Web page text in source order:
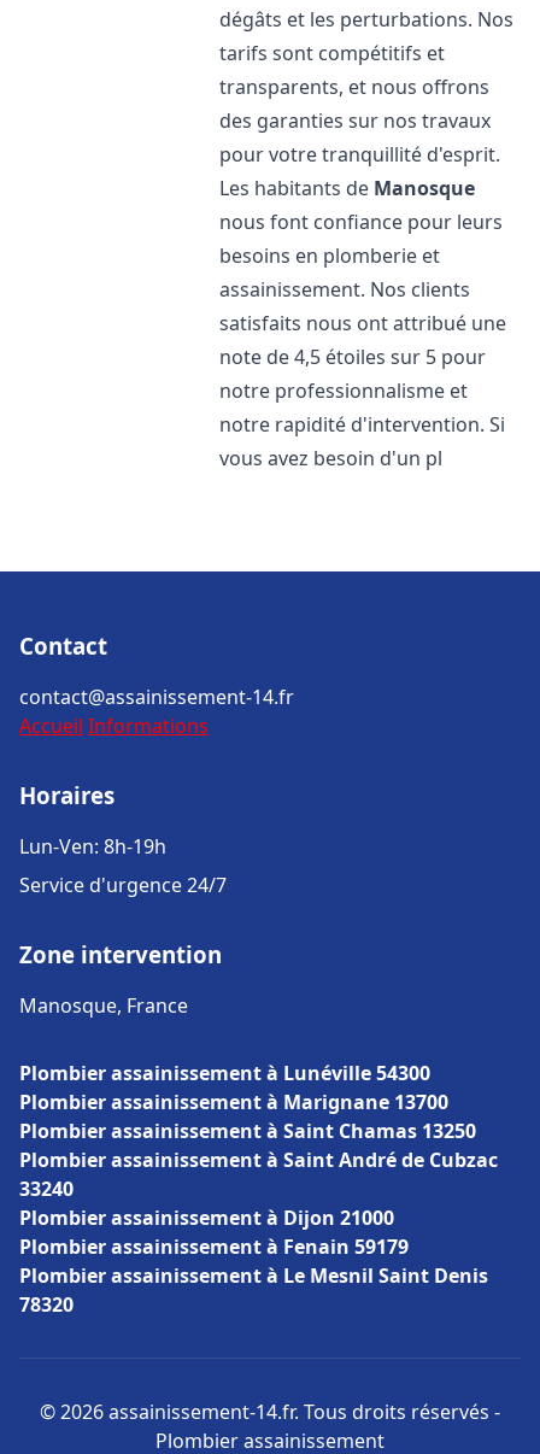
dégâts et les perturbations. Nos
tarifs sont compétitifs et
transparents, et nous offrons
des garanties sur nos travaux
pour votre tranquillité d'esprit.
Les habitants de Manosque
nous font confiance pour leurs
besoins en plomberie et
assainissement. Nos clients
satisfaits nous ont attribué une
note de 4,5 étoiles sur 5 pour
notre professionnalisme et
notre rapidité d'intervention. Si
vous avez besoin d'un pl
Contact
contact@assainissement-14.fr
Accueil Informations
Horaires
Lun-Ven: 8h-19h
Service d'urgence 24/7
Zone intervention
Manosque, France
Plombier assainissement à Lunéville 54300
Plombier assainissement à Marignane 13700
Plombier assainissement à Saint Chamas 13250
Plombier assainissement à Saint André de Cubzac
33240
Plombier assainissement à Dijon 21000
Plombier assainissement à Fenain 59179
Plombier assainissement à Le Mesnil Saint Denis
78320
© 2026 assainissement-14.fr. Tous droits réservés -
Plombier assainissement